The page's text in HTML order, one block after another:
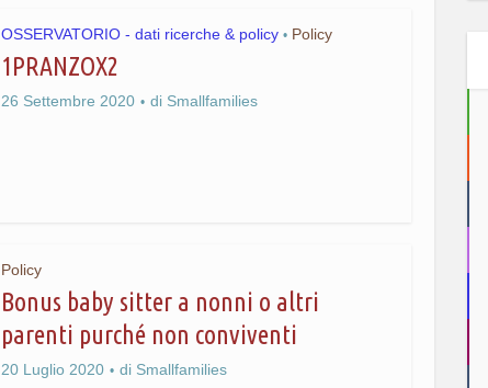
OSSERVATORIO - dati ricerche & policy • Policy
1PRANZOX2
26 Settembre 2020 di Smallfamilies
Policy
Bonus baby sitter a nonni o altri
parenti purché non conviventi
20 Luglio 2020 di Smallfamilies